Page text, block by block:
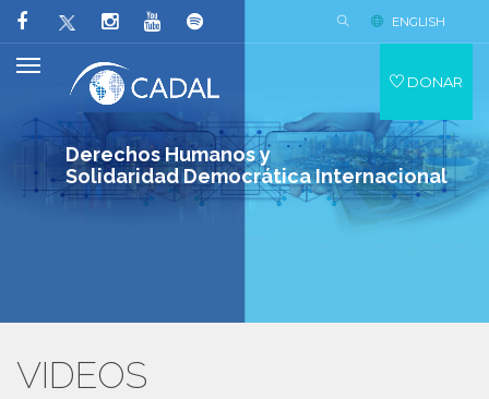
Derechos Humanos y
Solidaridad Democrática Internacional
ENGLISH
DONAR
VIDEOS